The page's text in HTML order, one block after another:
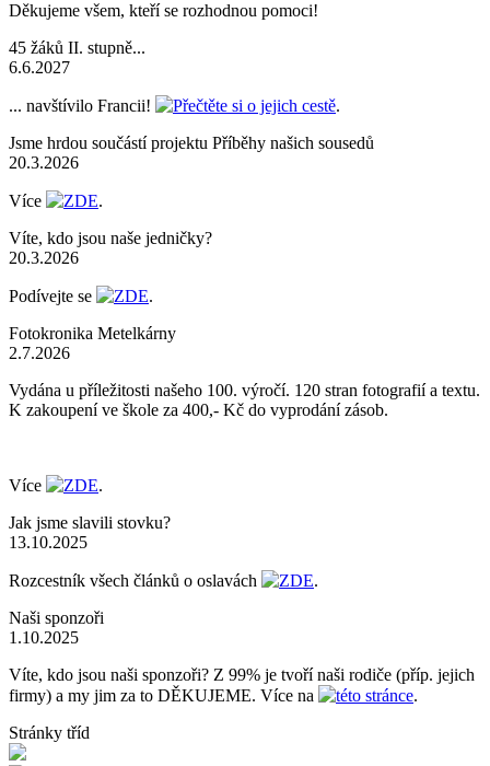
Děkujeme všem, kteří se rozhodnou pomoci!
45 žáků II. stupně...
6.6.2027
... navštívilo Francii! Přečtěte si o jejich cestě.
Jsme hrdou součástí projektu Příběhy našich sousedů
20.3.2026
Více ZDE.
Víte, kdo jsou naše jedničky?
20.3.2026
Podívejte se ZDE.
Fotokronika Metelkárny
2.7.2026
Vydána u příležitosti našeho 100. výročí. 120 stran fotografií a textu.
K zakoupení ve škole za 400,- Kč do vyprodání zásob.
Více ZDE.
Jak jsme slavili stovku?
13.10.2025
Rozcestník všech článků o oslavách ZDE.
Naši sponzoři
1.10.2025
Víte, kdo jsou naši sponzoři? Z 99% je tvoří naši rodiče (příp. jejich
firmy) a my jim za to DĚKUJEME. Více na
této stránce.
Stránky tříd